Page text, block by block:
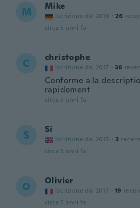
M Mike
Iscrizione dal 2016 · 26
circa 5 anni fa
C christophe
Iscrizione dal 2017 · 38
Conforme a la
rapidement
circa 5 anni fa
S Si
Iscrizione dal 2015 · 3
circa 5 anni fa
O Olivier
Iscrizione dal 2017 · 19
circa 5 anni fa